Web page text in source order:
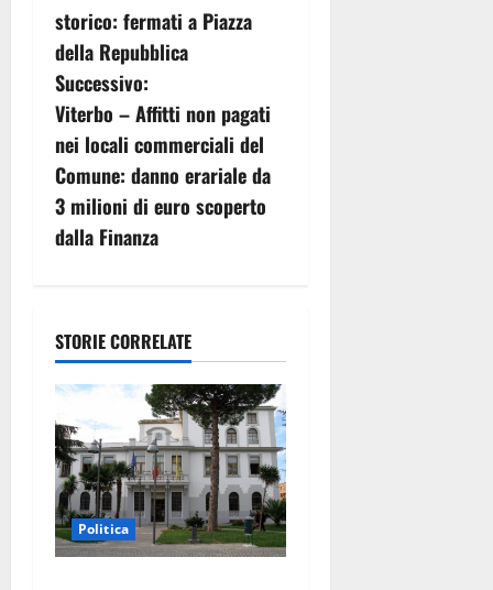
i
g
a
z
i
e
a
r
t
i
storico: fermati a Piazza
della Repubblica
Successivo:
Viterbo – Affitti non pagati
nei locali commerciali del
Comune: danno erariale da
3 milioni di euro scoperto
dalla Finanza
STORIE CORRELATE
Politica